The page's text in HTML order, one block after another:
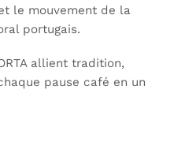
le mouvement de la
portugais.
allient tradition,
pause café en un